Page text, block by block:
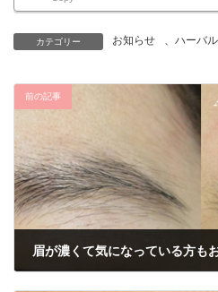
カテゴリー お知らせ 、 ハーバ
前の記事
眉が濃くて気になっている方も